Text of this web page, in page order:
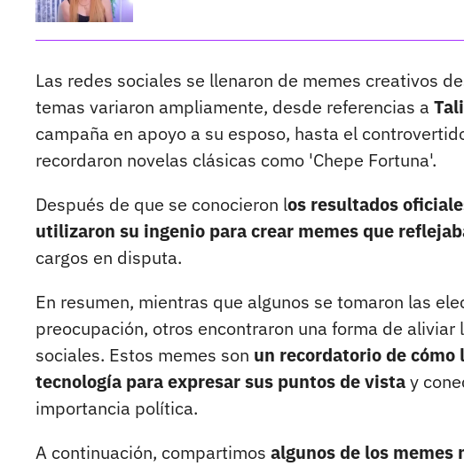
Las redes sociales se llenaron de memes creativos
temas variaron ampliamente, desde referencias a
campaña en apoyo a su esposo, hasta el
recordaron novelas clásicas como 'Chepe Fortuna'.
Después de que se conocieron los resultados
utilizaron su ingenio para crear memes que
cargos en disputa.
En resumen, mientras que algunos se tomaron las
preocupación, otros encontraron una forma de
sociales. Estos memes son un recordatorio de
tecnología para expresar sus puntos de vistay
importancia política.
A continuación, compartimos algunos de los memes